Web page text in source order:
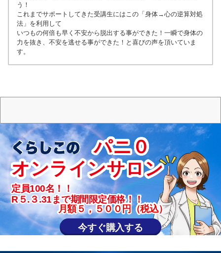
う！
これまでサポートしてきた受講生にはこの 「身体→心の逆算対処
法」を利用して
いつもの何倍も早く不安から脱出する事ができた！一瞬で身体の
力を抜き、不安を逃せる事ができた！と喜びの声を頂いていま
す。
くらしこのパニ０
オンラインサロン
定員100名！！
R５.３.31まで期間限定価格！！
月額５，５００円（税込）
今すぐ購入する